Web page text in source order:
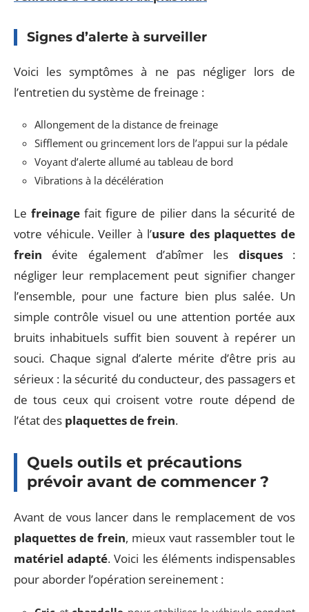
Signes d’alerte à surveiller
Voici les symptômes à ne pas négliger lors de
l’entretien du système de freinage :
Allongement de la distance de freinage
Sifflement ou grincement lors de l’appui sur la pédale
Voyant d’alerte allumé au tableau de bord
Vibrations à la décélération
Lefreinage fait figure de pilier dans la sécurité de
votre véhicule. Veiller à l’usure des plaquettes de
frein évite également d’abîmer les disques:
négliger leur remplacement peut signifier changer
l’ensemble, pour une facture bien plus salée. Un
simple contrôle visuel ou une attention portée aux
bruits inhabituels suffit bien souvent à repérer un
souci. Chaque signal d’alerte mérite d’être pris au
sérieux : la sécurité du conducteur, des passagers et
de tous ceux qui croisent votre route dépend de
l’état des plaquettes de frein.
Quels outils et précautions
prévoir avant de commencer ?
Avant de vous lancer dans le remplacement de vos
plaquettes de frein, mieux vaut rassembler tout le
matériel adapté. Voici les éléments indispensables
pour aborder l’opération sereinement :